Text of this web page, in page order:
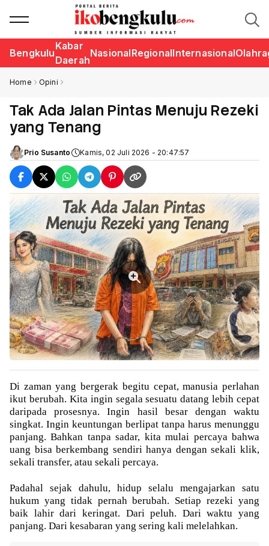
Bengkulu
Kabar
Daerah
NasionalRegionalInternasional
Home Opini
Tak Ada Jalan Pintas Menuju Rezeki
yang Tenang
Prio Susanto Kamis, 02 Juli 2026 - 20:47:57
Di zaman yang bergerak begitu cepat, manusia perlahan
ikut berubah. Kita ingin segala sesuatu datang lebih cepat
daripada prosesnya. Ingin hasil besar dengan waktu
singkat. Ingin keuntungan berlipat tanpa harus menunggu
panjang. Bahkan tanpa sadar, kita mulai percaya bahwa
uang bisa berkembang sendiri hanya dengan sekali klik,
sekali transfer, atau sekali percaya.
Padahal sejak dahulu, hidup selalu mengajarkan satu
hukum yang tidak pernah berubah. Setiap rezeki yang
baik lahir dari keringat. Dari peluh. Dari waktu yang
panjang. Dari kesabaran yang sering kali melelahkan.